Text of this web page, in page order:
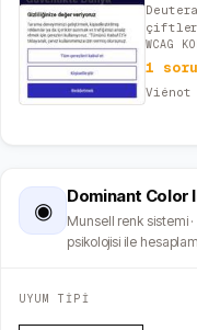
çiftler
WCAG
1
◉
Dominant Color
Munsell renk sistemi
psikolojisi ile
UYUM TİPİ